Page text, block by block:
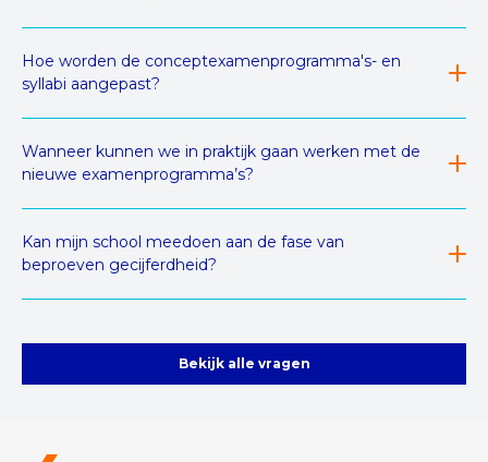
Hoe worden de conceptexamenprogramma's- en
syllabi aangepast?
Wanneer kunnen we in praktijk gaan werken met de
nieuwe examenprogramma’s?
Kan mijn school meedoen aan de fase van
beproeven gecijferdheid?
Bekijk alle vragen